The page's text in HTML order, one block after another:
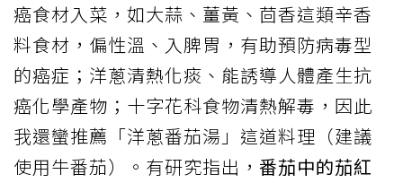
癌食材入菜，如大蒜、薑黃、茴香這類辛香
料食材，偏性溫、入脾胃，有助預防病毒型
的癌症；洋蔥清熱化痰、能誘導人體產生抗
癌化學產物；十字花科食物清熱解毒，因此
我還蠻推薦「洋蔥番茄湯」這道料理（建議
使用牛番茄）。有研究指出， 番茄中的茄紅